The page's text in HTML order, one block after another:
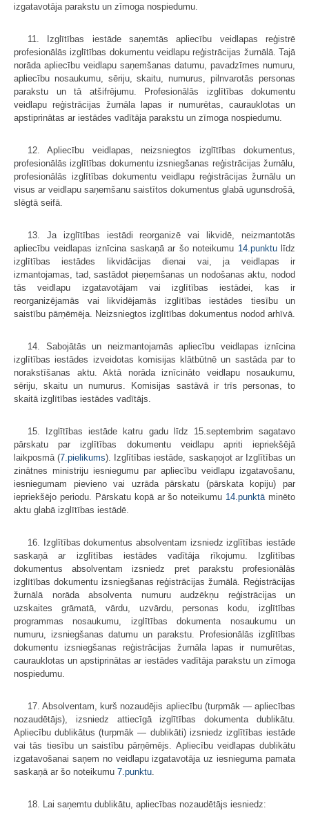
izgatavotāja parakstu un zīmoga nospiedumu.
11. Izglītības iestāde saņemtās apliecību veidlapas reģistrē
profesionālās izglītības dokumentu veidlapu reģistrācijas žurnālā. Tajā
norāda apliecību veidlapu saņemšanas datumu, pavadzīmes numuru,
apliecību nosaukumu, sēriju, skaitu, numurus, pilnvarotās personas
parakstu un tā atšifrējumu. Profesionālās izglītības dokumentu
veidlapu reģistrācijas žurnāla lapas ir numurētas, caurauk­lotas un
apstiprinātas ar iestādes vadītāja parakstu un zīmoga nospiedumu.
12. Apliecību veidlapas, neizsniegtos izglītības dokumentus,
profesionālās izglītības dokumentu izsniegšanas reģistrācijas žurnālu,
profesionālās izglītības dokumentu veidlapu reģistrācijas žurnālu un
visus ar veidlapu saņemšanu saistītos dokumentus glabā ugunsdrošā,
slēgtā seifā.
13. Ja izglītības iestādi reorganizē vai likvidē, neizmantotās
apliecību veidlapas iznīcina saskaņā ar šo noteikumu 14.punktulīdz
izglītības iestādes likvidācijas dienai vai, ja veidlapas ir
izmantojamas, tad, sastādot pieņemšanas un nodošanas aktu, nodod
tās veidlapu izgatavotājam vai izglītības iestādei, kas ir
reorganizējamās vai likvidējamās izglītības iestādes tiesību un
saistību pārņēmēja. Neizsniegtos izglītības dokumentus nodod arhīvā.
14. Sabojātās un neizmantojamās apliecību veidlapas iznīcina
izglītības iestādes izveidotas komisijas klātbūtnē un sastāda par to
norakstīšanas aktu. Aktā norāda iznīcināto veidlapu nosaukumu,
sēriju, skaitu un numurus. Komisijas sastāvā ir trīs personas, to
skaitā izglītības iestādes vadītājs.
15. Izglītības iestāde katru gadu līdz 15.septembrim sagatavo
pārskatu par izglītības dokumentu veidlapu apriti iepriekšējā
laikposmā (7.pielikums). Izglītības iestāde, saskaņojot ar Izglītības un
zinātnes ministriju iesniegumu par apliecību veidlapu izgatavošanu,
iesniegumam pievieno vai uzrāda pārskatu (pārskata kopiju) par
iepriekšējo periodu. Pārskatu kopā ar šo noteikumu 14.punktāminēto
aktu glabā izglītības iestādē.
16. Izglītības dokumentus absolventam izsniedz izglītības iestāde
saskaņā ar izglītības iestādes vadītāja rīkojumu. Izglītības
dokumentus absolventam izsniedz pret parakstu profesionālās
izglītības dokumentu izsniegšanas reģistrācijas žurnālā. Reģistrācijas
žurnālā norāda absolventa numuru audzēkņu reģistrācijas un
uzskaites grāmatā, vārdu, uzvārdu, personas kodu, izglītības
programmas nosaukumu, izglītības dokumenta nosau­kumu un
numuru, izsniegšanas datumu un parakstu. Profesionālās izglītības
dokumentu izsniegšanas reģistrācijas žurnāla lapas ir numurētas,
caurauklotas un apstiprinātas ar iestādes vadītāja parakstu un zīmoga
nospiedumu.
17. Absolventam, kurš nozaudējis apliecību (turpmāk — apliecības
nozaudētājs), izsniedz attiecīgā izglītības dokumenta dublikātu.
Apliecību dublikātus (turpmāk — dublikāti) izsniedz izglītības iestāde
vai tās tiesību un saistību pārņēmējs. Apliecību veidlapas dublikātu
izgatavošanai saņem no veidlapu izgatavotāja uz iesnieguma pamata
saskaņā ar šo noteikumu 7.punktu.
18. Lai saņemtu dublikātu, apliecības nozaudētājs iesniedz: